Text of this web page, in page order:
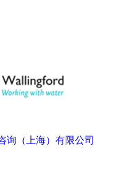
询（上海）有限公司